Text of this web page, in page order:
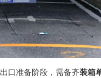
口准备阶段，需备齐装箱